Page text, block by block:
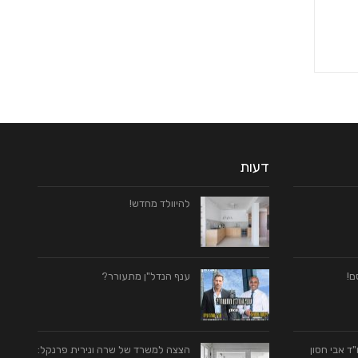
אבי חסון
דעות
להיוולד מחדש!
ענף הנדל"ן מתעורר?
הצצה למשרד של שרה ונירית פרנקל: